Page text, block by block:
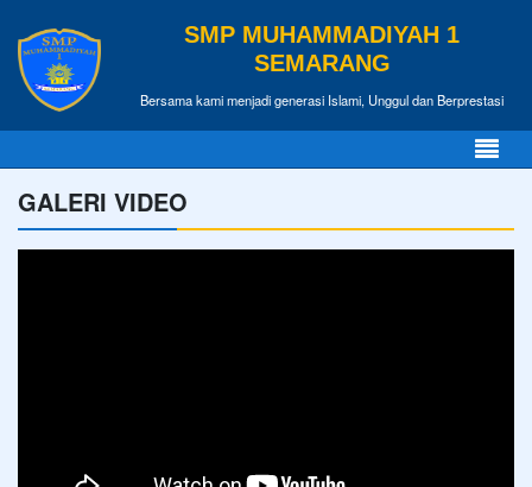
SMP MUHAMMADIYAH 1
SEMARANG
Bersama kami menjadi generasi Islami, Unggul dan Berprestasi
GALERI VIDEO